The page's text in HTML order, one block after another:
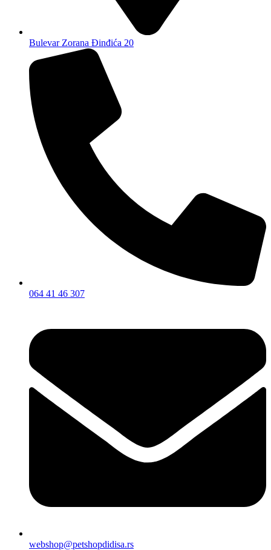
Bulevar Zorana Đinđića 20
064 41 46 307
webshop@petshopdidisa.rs